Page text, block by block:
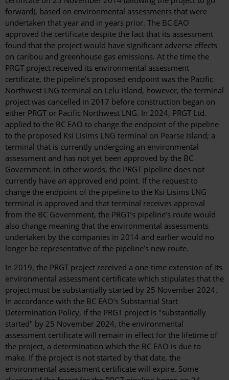
forward), based on environmental assessments that were
undertaken that year and in years prior. The BC EAO
approved the certificate despite the fact that its assessment
found that the project would have significant adverse effects
on caribou and greenhouse gas emissions. At the time the
PRGT project received its environmental assessment
certificate, the pipeline’s proposed endpoint was the Pacific
Northwest LNG terminal on Lelu Island, however, the terminal
project was cancelled in 2017 before construction began on
either PRGT or Pacific Northwest LNG. In 2024, PRGT Ltd.
applied to the BC EAO to change the endpoint of the pipeline
to the proposed Ksi Lisims LNG terminal on Pearse Island; a
terminal that is currently undergoing an environmental
assessment and has not yet been approved by the BC
Government. In other words, the PRGT pipeline does not
currently have an approved end point. If the request to
change the endpoint of the pipeline to the Ksi Lisims LNG
terminal is approved and that terminal receives approval
from the BC Government, the PRGT’s pipeline’s route would
also change meaning that the environmental assessments
undertaken by the companies in 2014 and earlier would no
longer be representative of the pipeline’s new route.
In 2019, the PRGT project received a one-time extension of its
environmental assessment certificate which stipulates that the
project must be substantially started by 25 November 2024.
In accordance with the BC EAO’s Substantial Start
Determination Policy, if the PRGT project is "substantially
started" by 25 November 2024, the environmental
assessment certificate will remain in effect for the lifetime of
the project, a determination which the BC EAO is due to
make. If the project is not started by that date, the
environmental assessment certificate will expire. Some